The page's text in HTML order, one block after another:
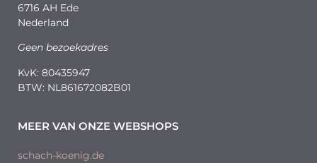
6716 AH Ede
Nederland
Geen bezoekadres
KvK: 80435947
BTW: NL861672082B01
MEER VAN ONZE WEBSHOPS
schach-koenig.de